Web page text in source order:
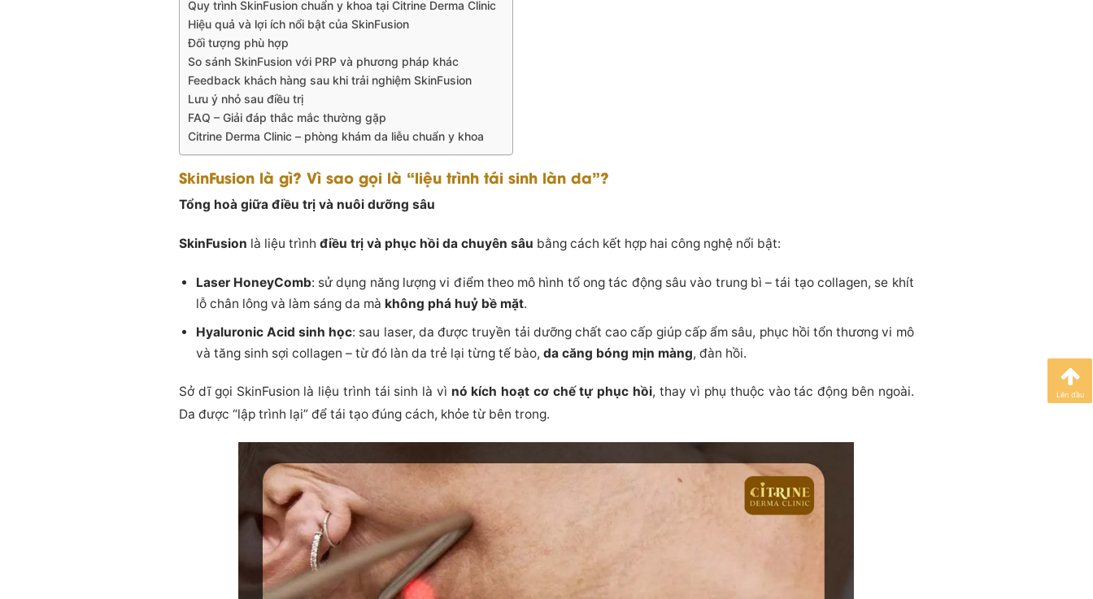
Quy trình SkinFusion chuẩn y khoa tại Citrine Derma Clinic
Hiệu quả và lợi ích nổi bật của SkinFusion
Đối tượng phù hợp
So sánh SkinFusion với PRP và phương pháp khác
Feedback khách hàng sau khi trải nghiệm SkinFusion
Lưu ý nhỏ sau điều trị
FAQ – Giải đáp thắc mắc thường gặp
Citrine Derma Clinic – phòng khám da liễu chuẩn y khoa
SkinFusion là gì? Vì sao gọi là “liệu trình tái sinh làn da”?
Tổng hoà giữa điều trị và nuôi dưỡng sâu
SkinFusion là liệu trìnhđiều trị và phục hồi da chuyên sâu bằng cách kết hợp hai công nghệ nổi bật:
Laser HoneyComb: sử dụng năng lượng vi điểm theo mô hình tổ ong tác động sâu vào trung bì – tái tạo collagen, se khít
lỗ chân lông và làm sáng da mà không phá huỷ bề mặt.
Hyaluronic Acid sinh học: sau laser, da được truyền tải dưỡng chất cao cấp giúp cấp ẩm sâu, phục hồi tổn thương vi mô
và tăng sinh sợi collagen – từ đó làn da trẻ lại từng tế bào, da căng bóng mịn màng, đàn hồi.
Sở dĩ gọi SkinFusion là liệu trình tái sinh là vì nó kích hoạt cơ chế tự phục hồi, thay vì phụ thuộc vào tác động bên ngoài.
Da được “lập trình lại” để tái tạo đúng cách, khỏe từ bên trong.
Lên đầu